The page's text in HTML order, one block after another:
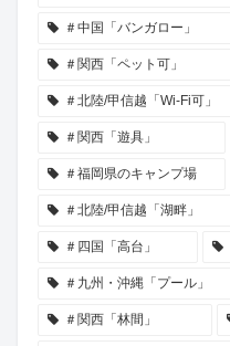
＃中国「バンガロー」
＃関西「ペット可」
＃北陸/甲信越「Wi-Fi可」
＃関西「遊具」
＃福岡県のキャンプ場
＃北陸/甲信越「湖畔」
＃四国「高台」
＃九州・沖縄「プール」
＃関西「林間」